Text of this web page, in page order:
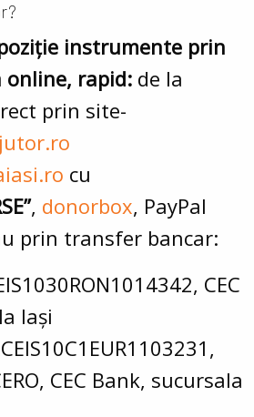
instrumente prin
online, rapid: de la
prin site-
cu
, donorbox, PayPal
prin transfer bancar:
CEC
Iași
CEC Bank, sucursala